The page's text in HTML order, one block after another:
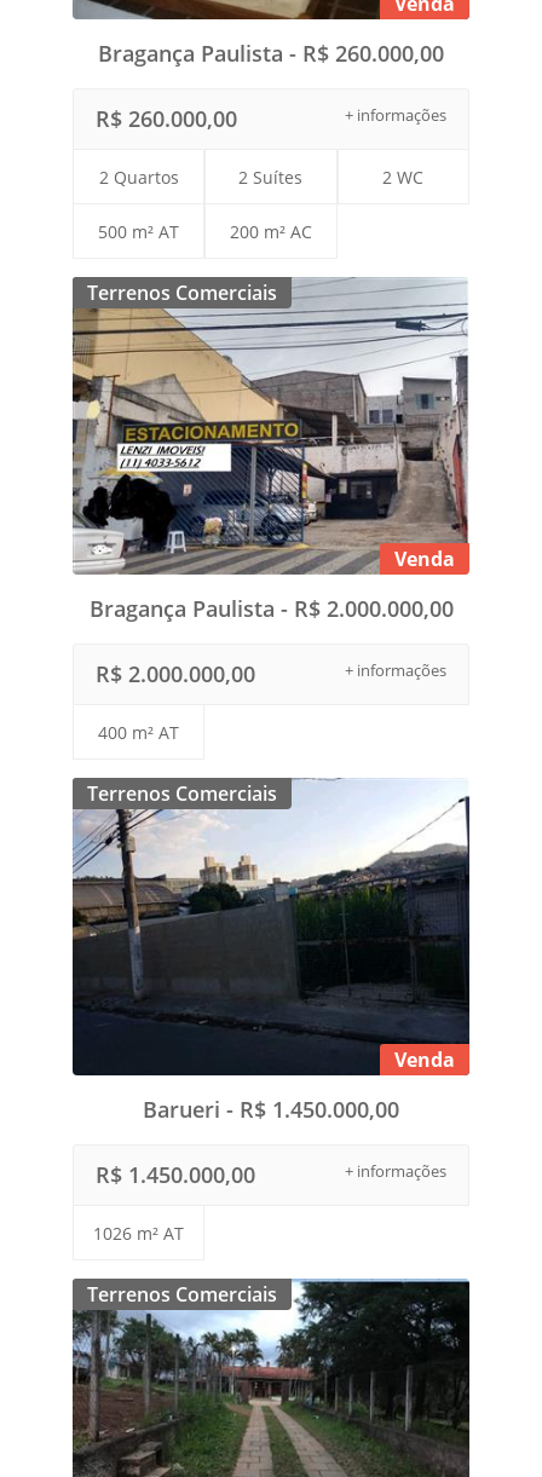
Bragança Paulista - R$ 260.000,00
+ informações
R$ 260.000,00
2 Quartos 2 Suítes 2 WC
500 m² AT 200 m² AC
Terrenos Comerciais
Venda
Bragança Paulista - R$ 2.000.000,00
+ informações
R$ 2.000.000,00
400 m² AT
Terrenos Comerciais
Venda
Barueri - R$ 1.450.000,00
+ informações
R$ 1.450.000,00
1026 m² AT
Terrenos Comerciais